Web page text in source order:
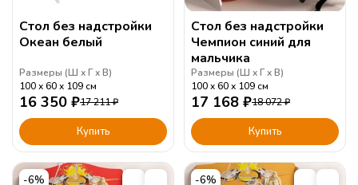
Стол без надстройки
Океан белый
Размеры (Ш Г В)
100
60 109 см
16 350 ₽17 211₽
Купить
Стол без надстройки
Чемпион синий для
мальчика
Размеры (Ш Г В)
100
60 109 см
17 168 ₽18 072₽
Купить
-6% -6%